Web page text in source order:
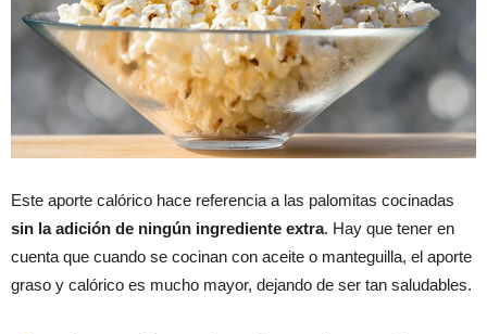
Este aporte calórico hace referencia a las palomitas cocinadas
sin la adición de ningún ingrediente extra. Hay que tener en
cuenta que cuando se cocinan con aceite o manteguilla, el aporte
graso y calórico es mucho mayor, dejando de ser tan saludables.